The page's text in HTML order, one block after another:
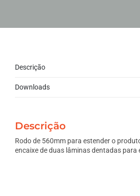
Descrição
Downloads
Descrição
Rodo de 560mm para estender o
encaixe de duas lâminas dentadas para